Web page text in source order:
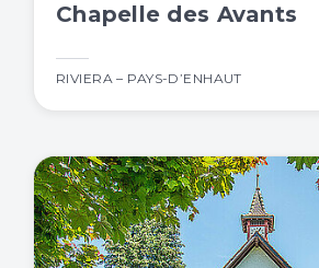
Chapelle des Avants
RIVIERA – PAYS-D’ENHAUT